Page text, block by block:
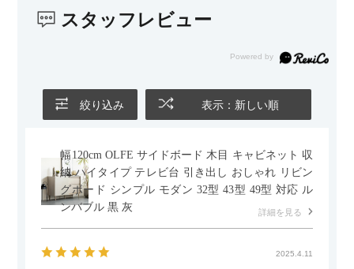
また、カウチのように足を伸ばしてくつろげるスタイルが理想
かせるため、普段はカウチとして使い、来客時には離してスツ
す。
スタッフレビュー
絞り込み 表示：新しい順
幅120cm OLFE サイドボード 木目 キャビネット 収
納 ハイタイプ テレビ台 引き出し おしゃれ リビン
グボード シンプル モダン 32型 43型 49型 対応 ル
ンバブル 黒 灰
詳細を見る
2025.4.11